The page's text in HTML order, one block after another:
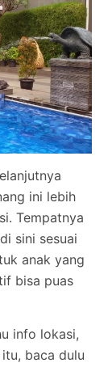
ini lebih
Tempatnya
sini sesuai
anak yang
bisa puas
info lokasi,
baca dulu